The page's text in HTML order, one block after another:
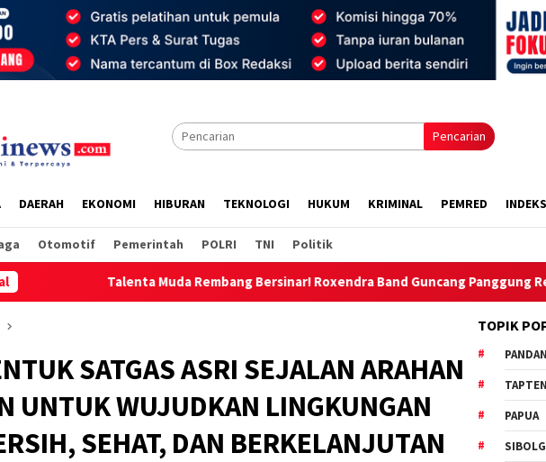
Pencarian
DAERAH EKONOMI HIBURAN TEKNOLOGI HUKUM KRIMINAL PEMRED INDEKS
Otomotif Pemerintah POLRI TNI Politik
Muda Rembang Bersinar! Roxendra Band Guncang Panggung Rembang Expo 2026
SATGAS ASRI SEJALAN ARAHAN
UNTUK WUJUDKAN LINGKUNGAN
SEHAT, DAN BERKELANJUTAN
TOPIK
PAPUA